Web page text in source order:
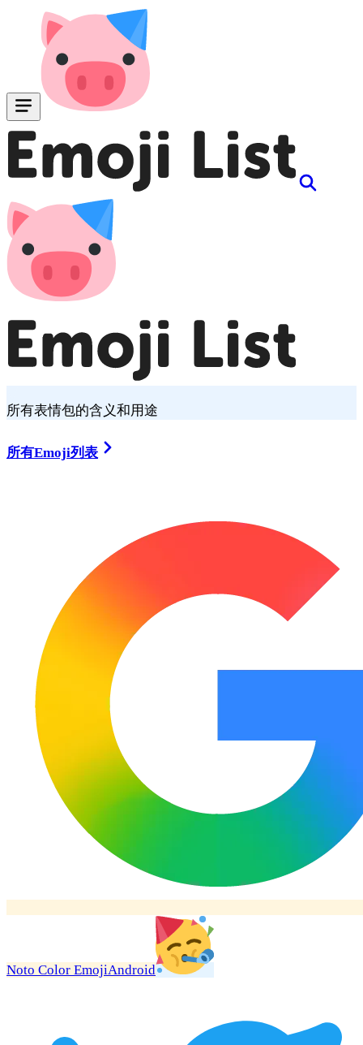
所有表情包的含义和用途
所有Emoji列表
Noto Color EmojiAndroid